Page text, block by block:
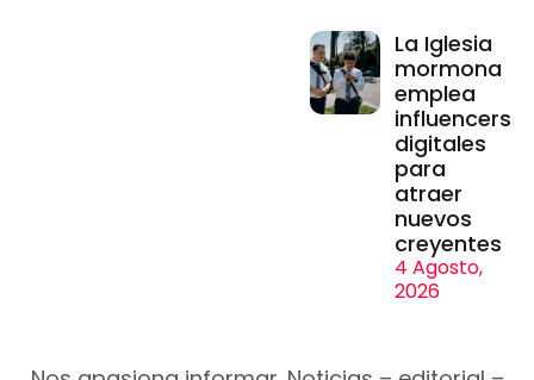
La Iglesia
mormona
emplea
influencers
digitales
para
atraer
nuevos
creyentes
4 Agosto,
2026